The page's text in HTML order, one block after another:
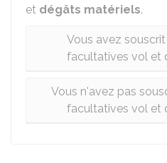
et dégâts matériels.
Vous avez
facultatives vol et
Vous n'avez pas
facultatives vol et